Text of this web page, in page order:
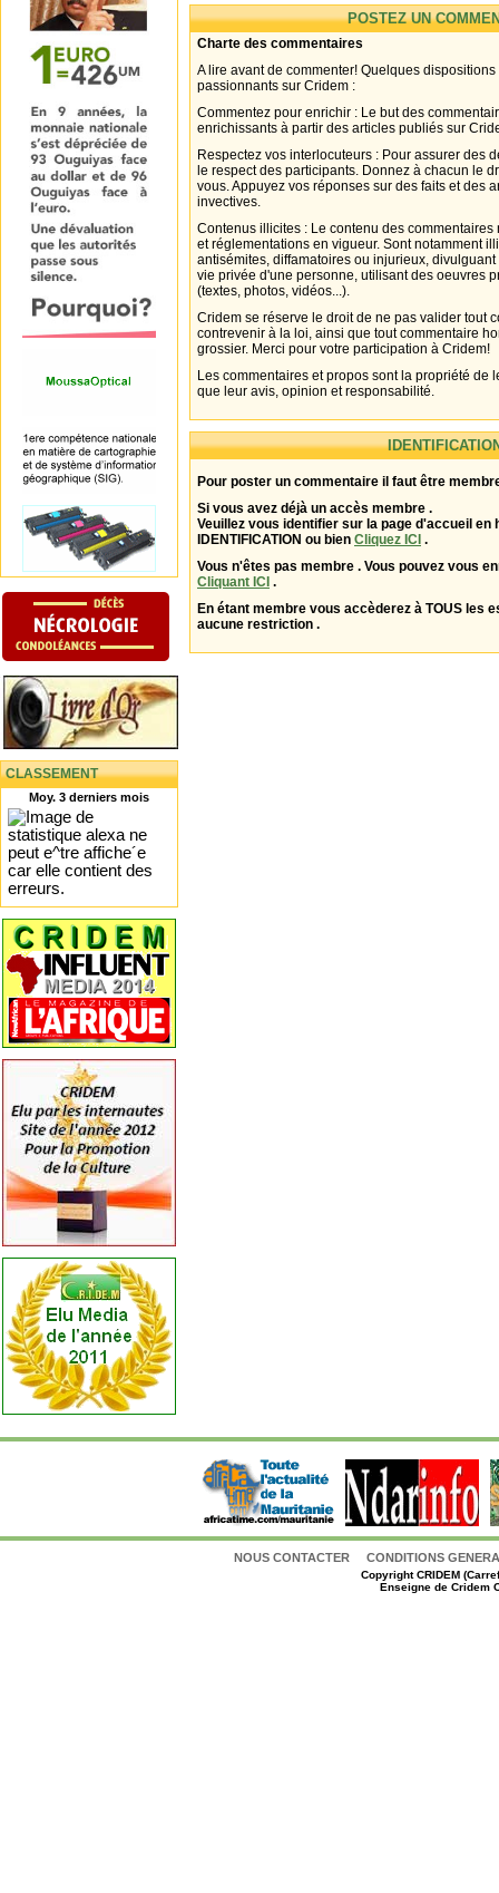
CLASSEMENT
Moy. 3 derniers mois
POSTEZ UN
Charte des commentaires
A lire avant de commenter! Quelques
passionnants sur Cridem :
Commentez pour enrichir : Le but des
enrichissants à partir des articles publiés sur
Respectez vos interlocuteurs : Pour assurer des
le respect des participants. Donnez à chacun le
vous. Appuyez vos réponses sur des faits et des
invectives.
Contenus illicites : Le contenu des
et réglementations en vigueur. Sont notamment
antisémites, diffamatoires ou injurieux,
vie privée d'une personne, utilisant des oeuvres
(textes, photos, vidéos...).
Cridem se réserve le droit de ne pas valider tout
contrevenir à la loi, ainsi que tout commentaire
grossier. Merci pour votre participation à Cridem!
Les commentaires et propos sont la propriété de
que leur avis, opinion et responsabilité.
Pour poster un commentaire il faut être
Si vous avez déjà un accès membre .
Veuillez vous identifier sur la page d'accueil en
IDENTIFICATION ou bien Cliquez ICI .
Vous n'êtes pas membre . Vous pouvez vous
Cliquant ICI .
En étant membre vous accèderez à TOUS les
aucune restriction .
NOUS CONTACTER CONDITIONS
CopyrightCRIDEM
Enseigne de Cridem